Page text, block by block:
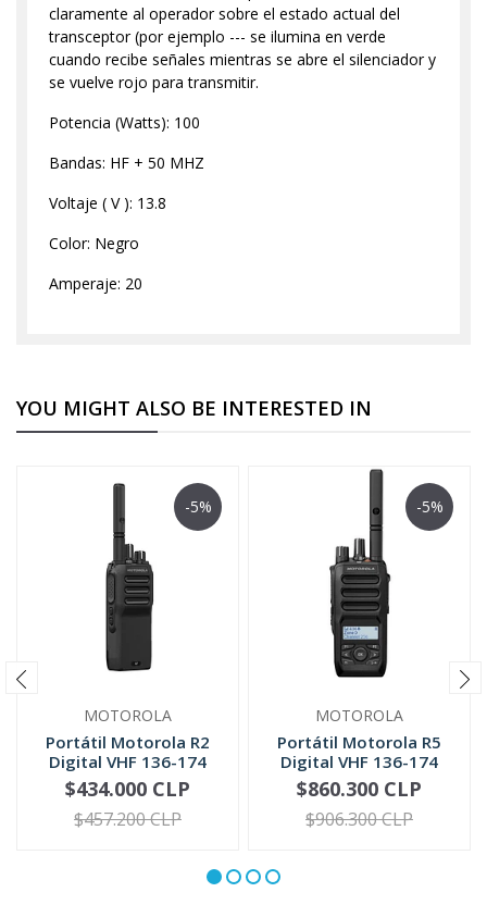
claramente al operador sobre el estado actual del
transceptor (por ejemplo --- se ilumina en verde
cuando recibe señales mientras se abre el silenciador y
se vuelve rojo para transmitir.
Potencia (Watts): 100
Bandas: HF + 50 MHZ
Voltaje ( V ): 13.8
Color: Negro
Amperaje: 20
YOU MIGHT ALSO BE INTERESTED IN
-5%
MOTOROLA
Portátil Motorola R2
Digital VHF 136-174
MHz UH...
VIEW OPTIONS
$434.000 CLP
$457.200 CLP
-5%
MOTOROLA
Portátil Motorola R5
Digital VHF 136-174
MHz | ...
VIEW OPTIONS
$860.300 CLP
$906.300 CLP